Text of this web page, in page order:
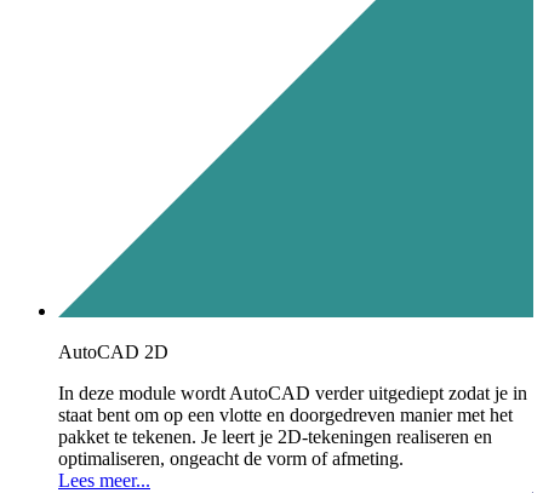
AutoCAD 2D
In deze module wordt AutoCAD verder uitgediept zodat je in
staat bent om op een vlotte en doorgedreven manier met het
pakket te tekenen. Je leert je 2D-tekeningen realiseren en
optimaliseren, ongeacht de vorm of afmeting.
Lees meer...